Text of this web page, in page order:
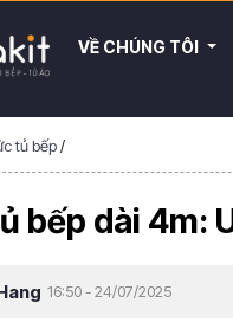
VỀ CHÚNG TÔI
tủ bếp/
bếp dài 4m:
16:50 - 24/07/2025